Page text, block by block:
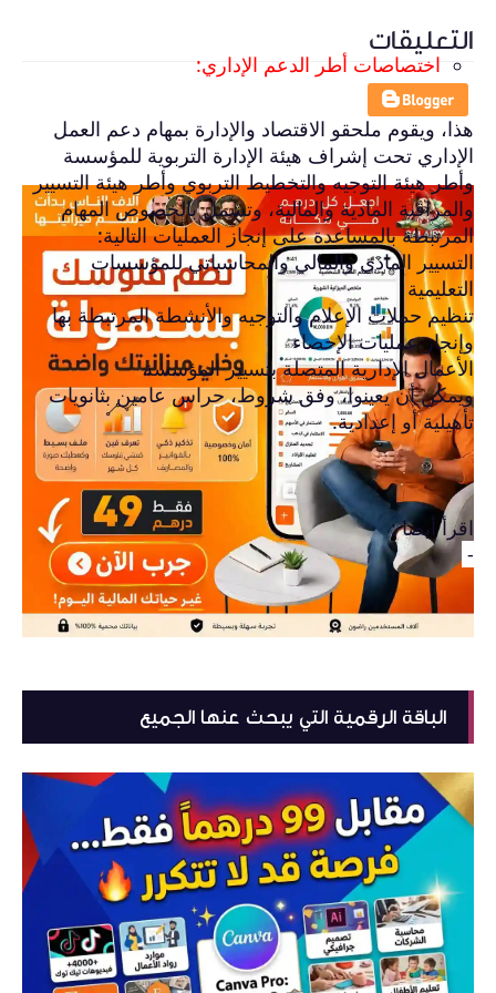
اختصاصات أطر الدعم الإداري:
هذا، ويقوم ملحقو الاقتصاد والإدارة بمهام دعم العمل
الإداري تحت إشراف هيئة الإدارة التربوية للمؤسسة
وأطر هيئة التوجيه والتخطيط التربوي وأطر هيئة التسيير
والمراقبة المادية والمالية، وتشمل بالخصوص المهام
المرتبطة بالمساعدة على إنجاز العمليات التالية:
التسيير المادي والمالي والمحاسباتي للمؤسسات
التعليمية
تنظيم حملات الإعلام والتوجيه والأنشطة المرتبطة بها
وإنجاز عمليات الإحصاء
الأعمال الإدارية المتصلة بتسيير المؤسسة
ويمكن أن يعينوا، وفق شروط، حراس عامين بثانويات
تأهيلية أو إعدادية.
اقرأ أيضا :
-
التعليقات
الباقة الرقمية التي يبحث عنها الجميع